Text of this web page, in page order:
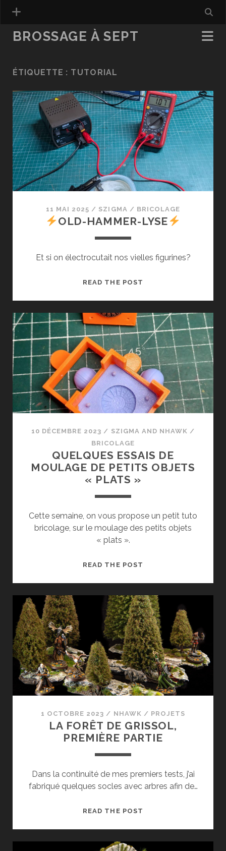
BROSSAGE À SEPT
ÉTIQUETTE : TUTORIAL
11 MAI 2025 / SZIGMA / BRICOLAGE
OLD-HAMMER-LYSE
Et si on électrocutait nos vielles figurines?
READ THE POST
LYSE
10 DÉCEMBRE 2023 / SZIGMA AND NHAWK /
BRICOLAGE
QUELQUES ESSAIS DE
MOULAGE DE PETITS OBJETS
« PLATS »
Cette semaine, on vous propose un petit tuto
bricolage, sur le moulage des petits objets
« plats ».
READ THE POST
MOULAGE
DE
PETITS
OBJETS
« PLATS »
1 OCTOBRE 2023 / NHAWK / PROJETS
LA FORÊT DE GRISSOL,
PREMIÈRE PARTIE
Dans la continuité de mes premiers tests, j’ai
fabriqué quelques socles avec arbres afin de…
READ THE POST
GRISSOL,